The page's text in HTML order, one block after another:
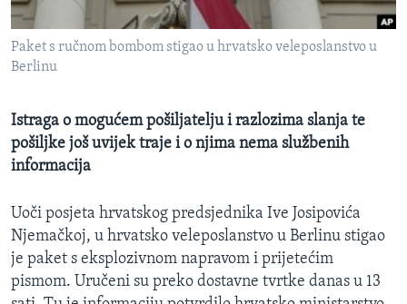
MAGAZIN
O GLASU AMERIKE
PRATITE NAS
Jezici
Paket s ručnom bombom stigao u hrvatsko veleposlanstvo u
Berlinu
Istraga o mogućem pošiljatelju i razlozima slanja te
pošiljke još uvijek traje i o njima nema službenih
informacija
Uoči posjeta hrvatskog predsjednika Ive Josipovića
Njemačkoj, u hrvatsko veleposlanstvo u Berlinu stigao
je paket s eksplozivnom napravom i prijetećim
pismom. Uručeni su preko dostavne tvrtke danas u 13